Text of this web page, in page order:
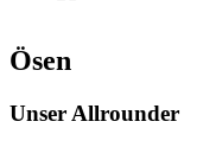
Ösen
Unser Allrounder